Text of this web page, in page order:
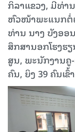
ກິລາແຂວງ, ມີທ່າ
ຫົວໜ້າພະແນກຕໍ່
ທ່ານ ນາງ ບັງອ
ສຶກສານອກໂຮງຮ
ສູນ, ພະນັກງານຄູ
ຄົນ, ຍິງ 39 ຄົນເຂົ້